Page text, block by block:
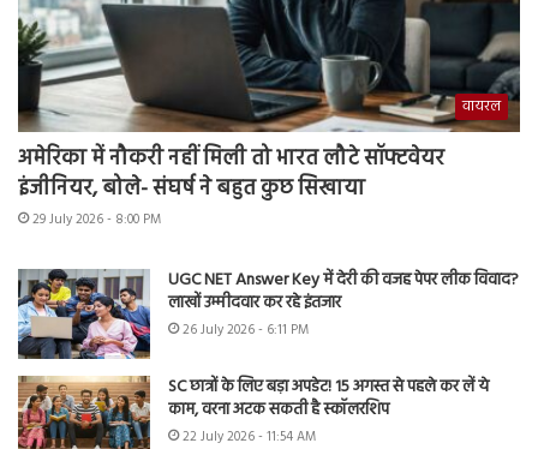
वायरल
अमेरिका में नौकरी नहीं मिली तो भारत लौटे सॉफ्टवेयर
इंजीनियर, बोले- संघर्ष ने बहुत कुछ सिखाया
29 July 2026 - 8:00 PM
UGC NET Answer Key में देरी की वजह पेपर लीक विवाद?
लाखों उम्मीदवार कर रहे इंतजार
26 July 2026 - 6:11 PM
SC छात्रों के लिए बड़ा अपडेट! 15 अगस्त से पहले कर लें ये
काम, वरना अटक सकती है स्कॉलरशिप
22 July 2026 - 11:54 AM